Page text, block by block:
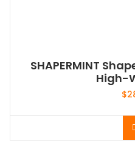
SHAPERMINT
High-
$